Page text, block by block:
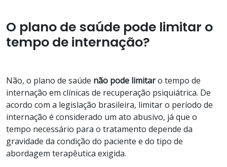
O plano de saúde pode limitar o
tempo de internação?
Não, o plano de saúde não pode limitaro tempo de
internação em clínicas de recuperação psiquiátrica. De
acordo com a legislação brasileira, limitar o período de
internação é considerado um ato abusivo, já que o
tempo necessário para o tratamento depende da
gravidade da condição do paciente e do tipo de
abordagem terapêutica exigida.